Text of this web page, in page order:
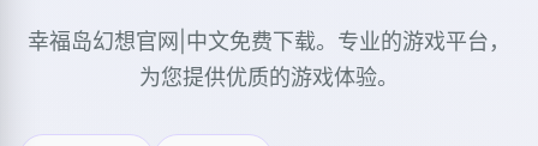
幸福岛幻想官网|中文免费下载。专业的游戏平台，
为您提供优质的游戏体验。